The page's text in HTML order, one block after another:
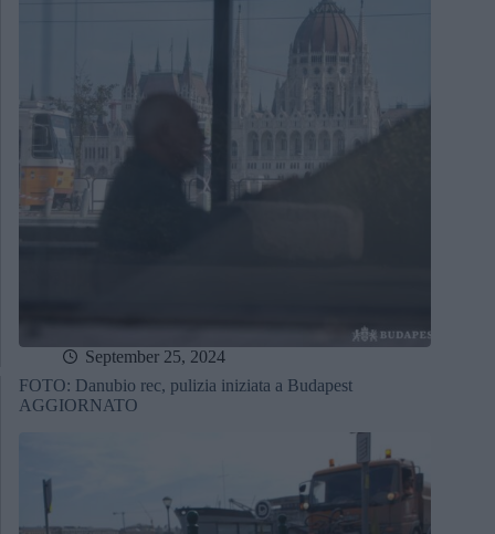
September 25, 2024
FOTO: Danubio rec, pulizia iniziata a Budapest
AGGIORNATO